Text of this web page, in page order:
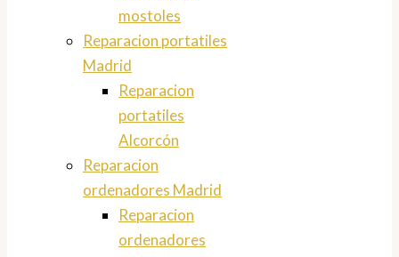
mostoles
Reparacion portatiles
Madrid
Reparacion
portatiles
Alcorcón
Reparacion
ordenadores Madrid
Reparacion
ordenadores